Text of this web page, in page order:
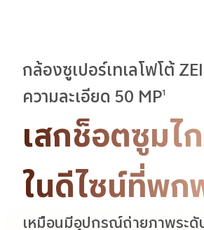
กล้องซูเปอร์เทเลโฟโต้
ความละเอียด 50 MP1
เสกช็อตซูมไ
ในดีไซน์ที่พก
เหมือนมีอุปกรณ์ถ่ายภาพระ